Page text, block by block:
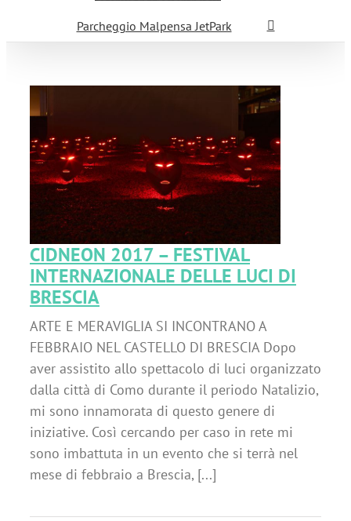
Parcheggio Malpensa JetPark
CIDNEON 2017 – FESTIVAL
INTERNAZIONALE DELLE LUCI DI
BRESCIA
ARTE E MERAVIGLIA SI INCONTRANO A
FEBBRAIO NEL CASTELLO DI BRESCIA Dopo
aver assistito allo spettacolo di luci organizzato
dalla città di Como durante il periodo Natalizio,
mi sono innamorata di questo genere di
iniziative. Così cercando per caso in rete mi
sono imbattuta in un evento che si terrà nel
mese di febbraio a Brescia, [...]